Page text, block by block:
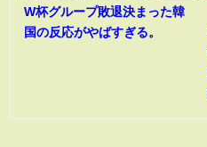
W杯グループ敗退決まった韓
国の反応がやばすぎる。